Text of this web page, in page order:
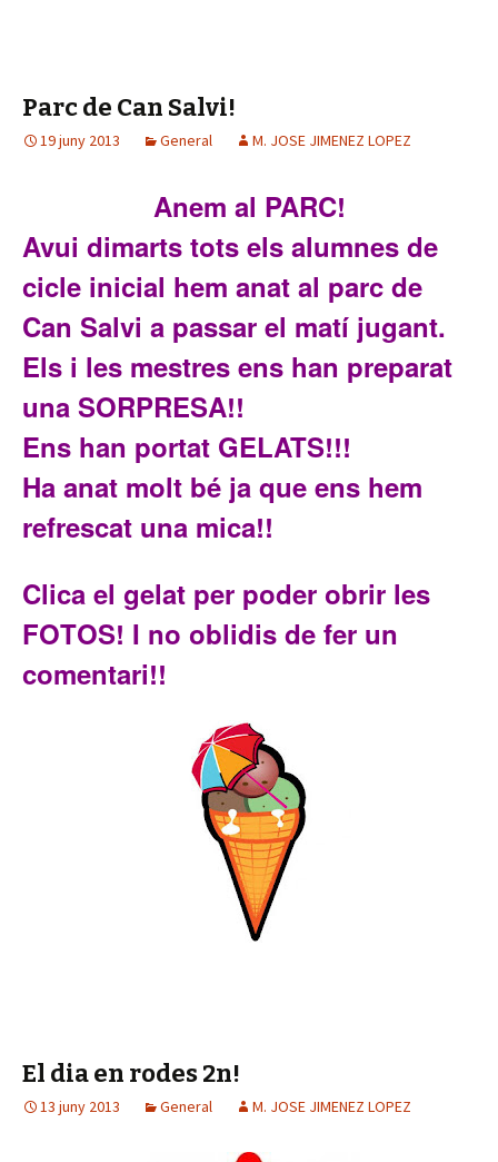
Parc de Can Salvi!
19 juny 2013 General M. JOSE JIMENEZ LOPEZ
Anem al PARC!
Avui dimarts tots els alumnes de
cicle inicial hem anat al parc de
Can Salvi a passar el matí jugant.
Els i les mestres ens han preparat
una SORPRESA!!
Ens han portat GELATS!!!
Ha anat molt bé ja que ens hem
refrescat una mica!!
Clica el gelat per poder obrir les
FOTOS! I no oblidis de fer un
comentari!!
El dia en rodes 2n!
13 juny 2013 General M. JOSE JIMENEZ LOPEZ